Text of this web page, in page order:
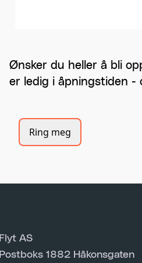
Ønsker du heller å bli
er ledig i åpningstiden -
Ring meg
Flyt AS
Postboks 1882 Håkonsgaten